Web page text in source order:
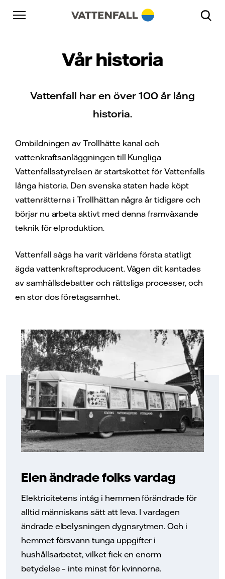
Skip to content
Gå till huvudnavigeringen
Gå till sidfoten
Vår historia
Vattenfall har en över 100 år lång
historia.
Ombildningen av Trollhätte kanal och
vattenkraftsanläggningen till Kungliga
Vattenfallsstyrelsen är startskottet för Vattenfalls
långa historia. Den svenska staten hade köpt
vattenrätterna i Trollhättan några år tidigare och
börjar nu arbeta aktivt med denna framväxande
teknik för elproduktion.
Vattenfall sägs ha varit världens första statligt
ägda vattenkraftsproducent. Vägen dit kantades
av samhällsdebatter och rättsliga processer, och
en stor dos företagsamhet.
Elen ändrade folks vardag
Elektricitetens intåg i hemmen förändrade för
alltid människans sätt att leva. I vardagen
ändrade elbelysningen dygnsrytmen. Och i
hemmet försvann tunga uppgifter i
hushållsarbetet, vilket fick en enorm
betydelse – inte minst för kvinnorna.
Gå till huvudnavigeringen